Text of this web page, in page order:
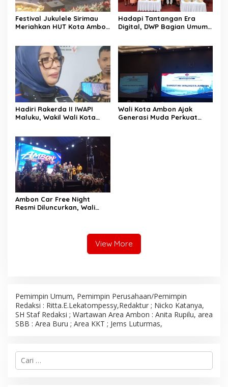
Festival Jukulele Sirimau
Meriahkan HUT Kota Ambon
Music
Hadapi Tantangan Era
Digital, DWP Bagian Umum
Pola Asuh Holistik
Hadiri Rakerda II IWAPI
Maluku, Wakil Wali Kota
Pengusaha Perempuan
Wali Kota Ambon Ajak
Generasi Muda Perkuat
Ambon Car Free Night
Resmi Diluncurkan, Wali
View More
Pemimpin Umum, Pemimpin Perusahaan/Pemimpin
Redaksi : Ritta.E.Lekatompessy,Redaktur ; Nicko Katanya,
SH Staf Redaksi ; Wartawan Area Ambon : Anita Rupilu, area
SBB : Area Buru ; Area KKT ; Jems Luturmas,
C